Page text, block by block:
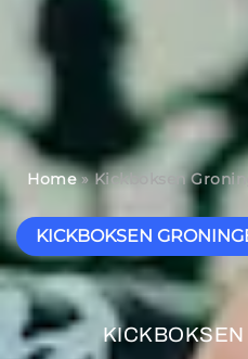
Home»Kickboksen
KICKBOKSEN